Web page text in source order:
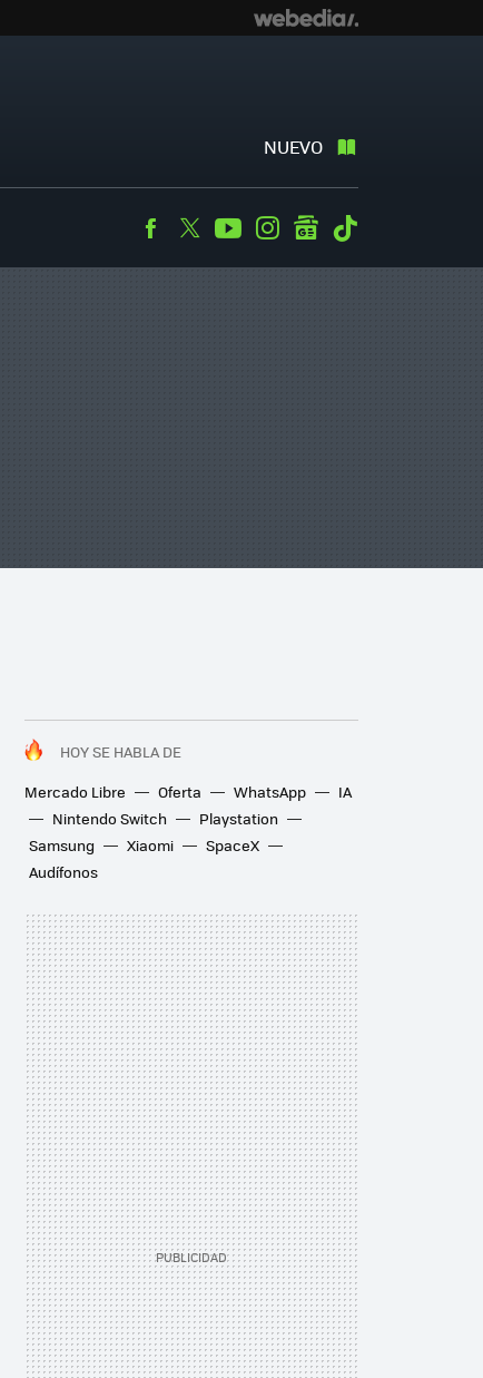
NUEVO
Facebook
TwitterYoutubeInstagramgooglenews
HOY SE HABLA DE
Mercado Libre
Oferta WhatsApp
IA
Nintendo Switch
Playstation
Samsung
Xiaomi
SpaceX
Audífonos